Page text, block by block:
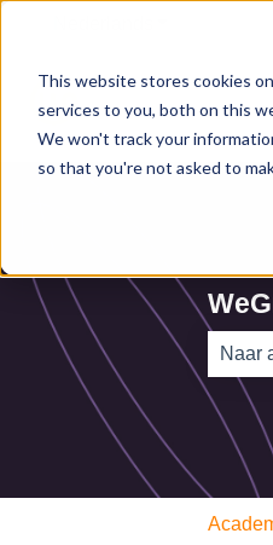
This website stores cookies
services to you, both on this
We won't track your
so that you're not asked to
Er zijn